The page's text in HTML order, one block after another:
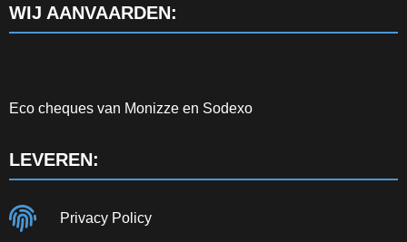
WIJ AANVAARDEN:
Eco cheques van Monizze en Sodexo
LEVEREN:
Privacy Policy